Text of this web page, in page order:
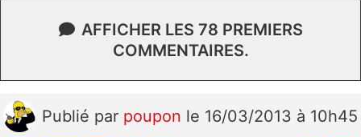
AFFICHER LES 78 PREMIERS
COMMENTAIRES.
Publié par poupon le 16/03/2013 à 10h45